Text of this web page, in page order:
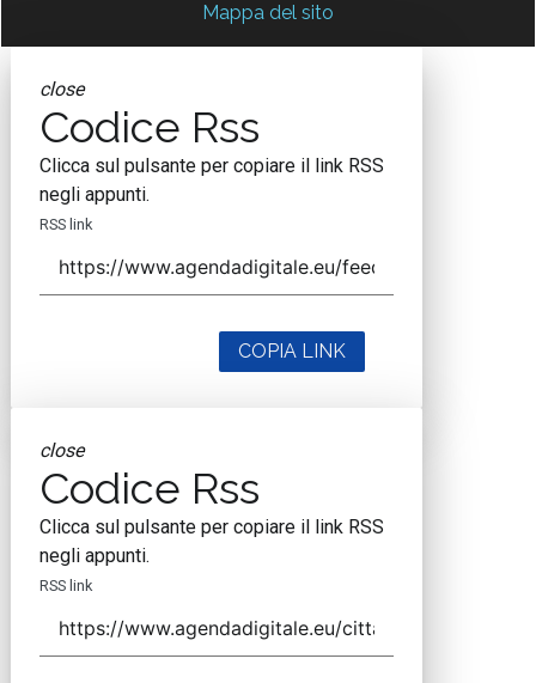
Mappa del sito
close
Codice Rss
Clicca sul pulsante per copiare il link RSS
negli appunti.
RSS link
COPIA LINK
close
Codice Rss
Clicca sul pulsante per copiare il link RSS
negli appunti.
RSS link